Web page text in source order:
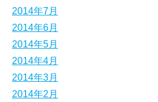
2014年7月
2014年6月
2014年5月
2014年4月
2014年3月
2014年2月